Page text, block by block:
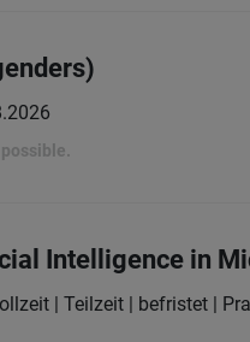
possible.
Intelligence in
| Teilzeit | befristet |